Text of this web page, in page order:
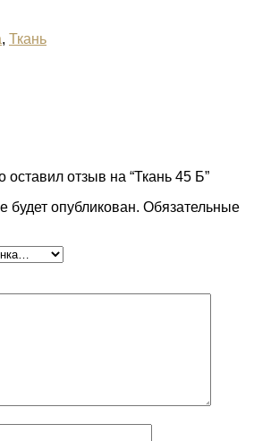
, Ткань
оставил отзыв на “Ткань 45 Б”
будет опубликован. Обязательные